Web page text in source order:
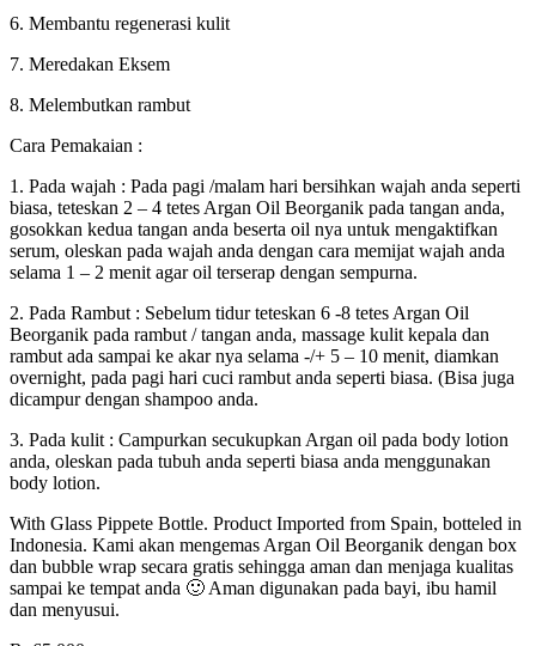
6. Membantu regenerasi kulit
7. Meredakan Eksem
8. Melembutkan rambut
Cara Pemakaian :
1. Pada wajah : Pada pagi /malam hari bersihkan wajah anda seperti
biasa, teteskan 2 – 4 tetes Argan Oil Beorganik pada tangan anda,
gosokkan kedua tangan anda beserta oil nya untuk mengaktifkan
serum, oleskan pada wajah anda dengan cara memijat wajah anda
selama 1 – 2 menit agar oil terserap dengan sempurna.
2. Pada Rambut : Sebelum tidur teteskan 6 -8 tetes Argan Oil
Beorganik pada rambut / tangan anda, massage kulit kepala dan
rambut ada sampai ke akar nya selama -/+ 5 – 10 menit, diamkan
overnight, pada pagi hari cuci rambut anda seperti biasa. (Bisa juga
dicampur dengan shampoo anda.
3. Pada kulit : Campurkan secukupkan Argan oil pada body lotion
anda, oleskan pada tubuh anda seperti biasa anda menggunakan
body lotion.
With Glass Pippete Bottle. Product Imported from Spain, botteled in
Indonesia. Kami akan mengemas Argan Oil Beorganik dengan box
dan bubble wrap secara gratis sehingga aman dan menjaga kualitas
sampai ke tempat anda 🙂 Aman digunakan pada bayi, ibu hamil
dan menyusui.